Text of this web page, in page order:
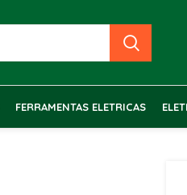
FERRAMENTAS ELETRICAS